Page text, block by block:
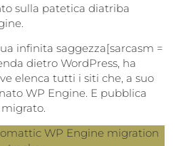
sulla patetica diatriba
infinita saggezza[sarcasm =
dietro WordPress, ha
elenca tutti i siti che, a suo
WP Engine. E pubblica